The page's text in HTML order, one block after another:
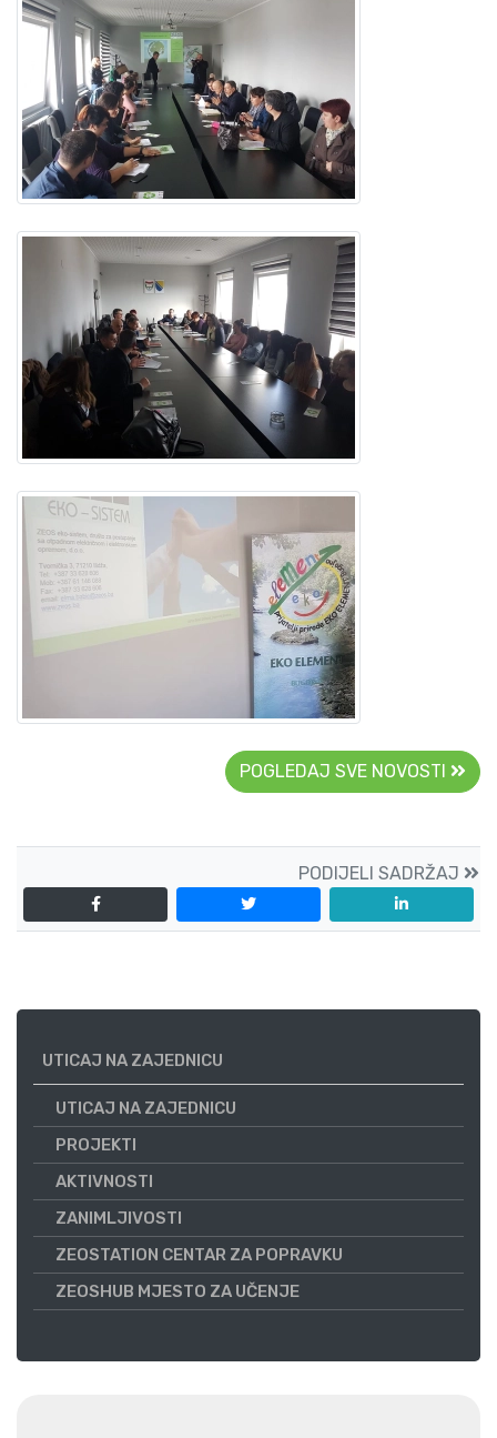
POGLEDAJ SVE NOVOSTI
PODIJELI SADRŽAJ
UTICAJ NA ZAJEDNICU
UTICAJ NA ZAJEDNICU
PROJEKTI
AKTIVNOSTI
ZANIMLJIVOSTI
ZEOSTATION CENTAR ZA POPRAVKU
ZEOSHUB MJESTO ZA UČENJE